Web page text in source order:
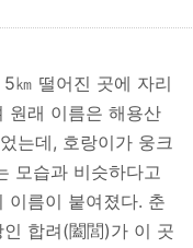
㎞ 떨어진 곳에 자리
원래 이름은 해용산
는데, 호랑이가 웅크
모습과 비슷하다고
이름이 붙여졌다. 춘
합려(闔閭)가 이 곳